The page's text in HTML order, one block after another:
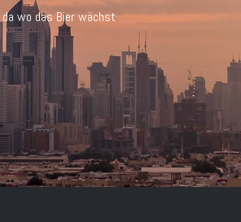
da wo das Bier wächst